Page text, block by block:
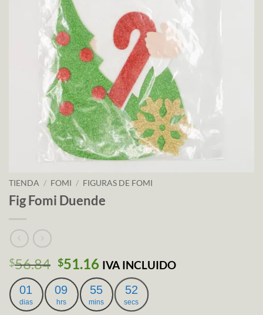
TIENDA / FOMI / FIGURAS DE FOMI
Fig Fomi Duende
$56.84 El
precio
original
era:
$51.16El
precio
actual
es:
IVA INCLUIDO
01
dias
09
hrs
55
mins
51
secs